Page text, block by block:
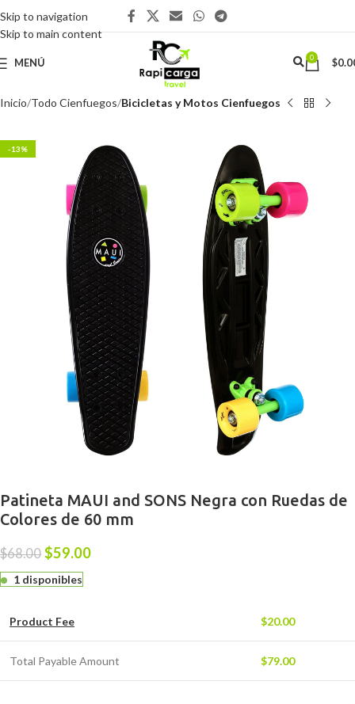
Skip to navigation
Skip to main content
MENÚ 0 $
Inicio Todo Cienfuegos Bicicletas y Motos Cienfuegos
-13%
Patineta MAUI and SONS Negra con Ruedas de
Colores de 60 mm
$68.00 $59.00
1 disponibles
Product Fee $20.00
Total Payable Amount $79.00